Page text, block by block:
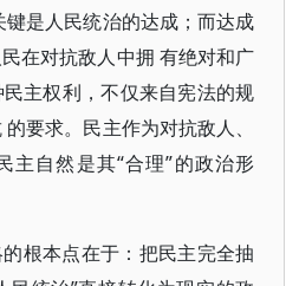
是人民统治的达成；而达成
在对抗敌人中拥 有绝对和广
主权利，不仅来自宪法的规
要求。民主作为对抗敌人、
主自然是其“合理”的政治形
根本点在于：把民主完全抽